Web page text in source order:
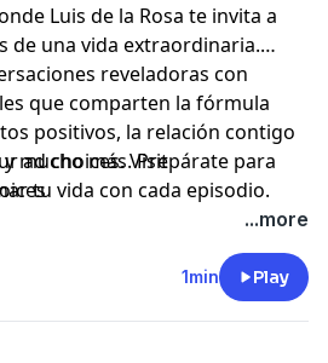
Luis de la Rosa te invita a
de una vida extraordinaria.
reveladoras con
que comparten la fórmula
positivos, la relación contigo
mucho más. Prepárate para
tu vida con cada episodio.
ad choices. Visit
...more
1min Play